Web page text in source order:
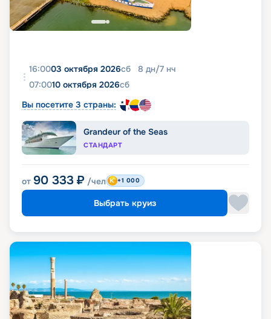
16:0003 октября 2026сб 8 дн/7 нч
07:0010 октября 2026сб
Вы посетите 3 страны:
Grandeur of the Seas
СТАНДАРТ
от 90 333 ₽ /чел +1 000
Выбрать круиз